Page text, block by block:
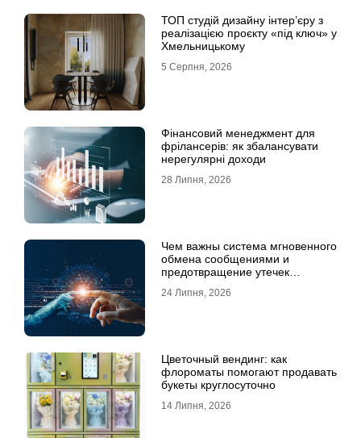
ТОП студій дизайну інтер’єру з
реалізацією проєкту «під ключ» у
Хмельницькому
5 Серпня, 2026
Фінансовий менеджмент для
фрілансерів: як збалансувати
нерегулярні доходи
28 Липня, 2026
Чем важны система мгновенного
обмена сообщениями и
предотвращение утечек
24 Липня, 2026
Цветочный вендинг: как
флороматы помогают продавать
букеты круглосуточно
14 Липня, 2026